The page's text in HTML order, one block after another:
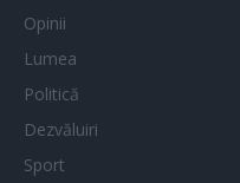
Opinii
Lumea
Politică
Dezvăluiri
Sport